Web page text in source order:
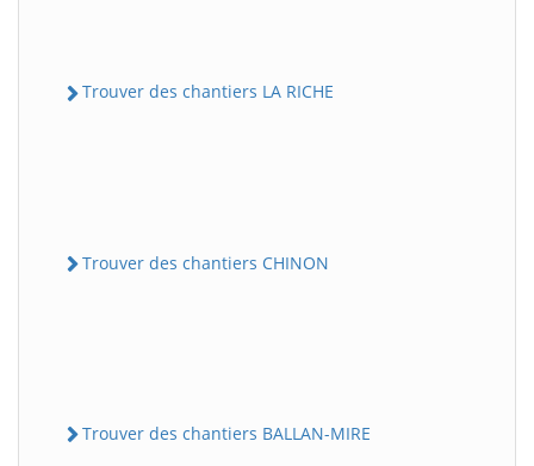
Trouver des chantiers LA RICHE
Trouver des chantiers CHINON
Trouver des chantiers BALLAN-MIRE